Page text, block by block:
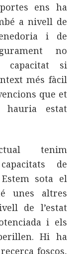
ens ha
a nivell de
i de
no
capacitat si
més fàcil
que et
estat
tenim
de
sota el
unes altres
de l’estat
i els
Hi ha
foscos,